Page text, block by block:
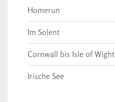
Homerun
Im Solent
Cornwall bis Isle of Wight
Irische See